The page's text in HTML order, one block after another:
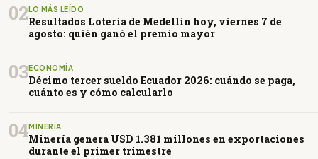
02 LO MÁS LEÍDO
Resultados Lotería de Medellín hoy, viernes 7 de
agosto: quién ganó el premio mayor
03ECONOMÍA
Décimo tercer sueldo Ecuador 2026: cuándo se paga,
cuánto es y cómo calcularlo
04MINERÍA
Minería genera USD 1.381 millones en exportaciones
durante el primer trimestre